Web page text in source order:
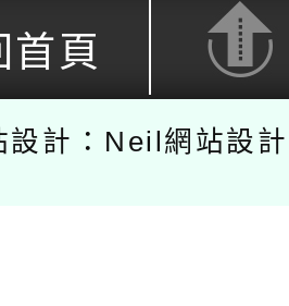
首頁
設計：Neil網站設